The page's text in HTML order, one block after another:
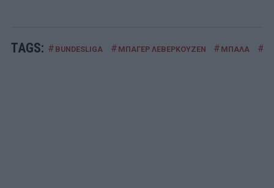
TAGS: # BUNDESLIGA # ΜΠΑΓΕΡ ΛΕΒΕΡΚΟΥΖΕΝ # ΜΠΑΛΑ #